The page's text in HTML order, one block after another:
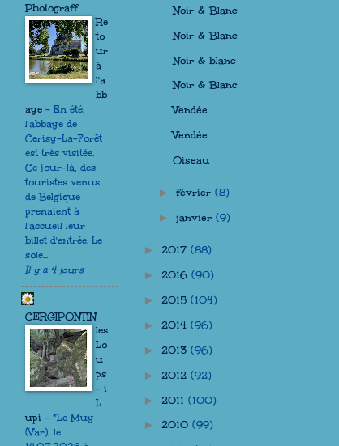
Photograff
Re
to
ur
à
l'a
bb
aye -En été,
l'abbaye de
Cerisy-La-Forêt
est très visitée.
Ce jour-là, des
touristes venus
de Belgique
prenaient à
l'accueil leur
billet d'entrée. Le
sole...
Il y a 4 jours
CERGIPONTIN
les
Lo
u
ps
- i
L
upi - *Le Muy
(Var), le
Noir & Blanc
Noir & Blanc
Noir & blanc
Noir & Blanc
Vendée
Vendée
Oiseau
► février (8)
► janvier (9)
► 2017 (88)
► 2016 (90)
► 2015 (104)
► 2014 (96)
► 2013 (96)
► 2012 (92)
► 2011 (100)
► 2010 (99)